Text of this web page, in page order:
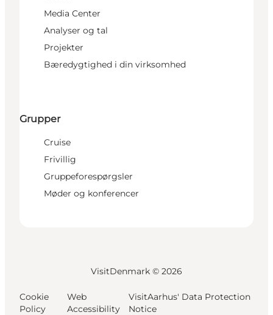
Media Center
Analyser og tal
Projekter
Bæredygtighed i din virksomhed
Grupper
Cruise
Frivillig
Gruppeforespørgsler
Møder og konferencer
VisitDenmark © 2026
Cookie
Policy
Web
Accessibility
VisitAarhus' Data Protection
Notice